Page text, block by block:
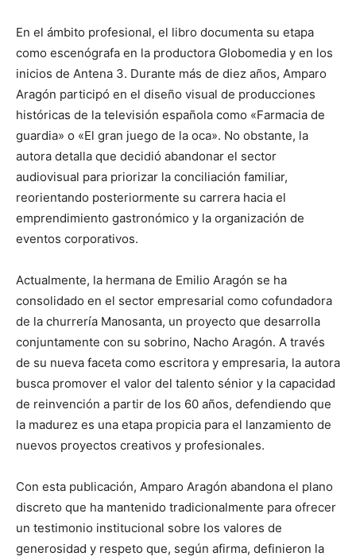
En el ámbito profesional, el libro documenta su etapa
como escenógrafa en la productora Globomedia y en los
inicios de Antena 3. Durante más de diez años, Amparo
Aragón participó en el diseño visual de producciones
históricas de la televisión española como «Farmacia de
guardia» o «El gran juego de la oca». No obstante, la
autora detalla que decidió abandonar el sector
audiovisual para priorizar la conciliación familiar,
reorientando posteriormente su carrera hacia el
emprendimiento gastronómico y la organización de
eventos corporativos.
Actualmente, la hermana de Emilio Aragón se ha
consolidado en el sector empresarial como cofundadora
de la churrería Manosanta, un proyecto que desarrolla
conjuntamente con su sobrino, Nacho Aragón. A través
de su nueva faceta como escritora y empresaria, la autora
busca promover el valor del talento sénior y la capacidad
de reinvención a partir de los 60 años, defendiendo que
la madurez es una etapa propicia para el lanzamiento de
nuevos proyectos creativos y profesionales.
Con esta publicación, Amparo Aragón abandona el plano
discreto que ha mantenido tradicionalmente para ofrecer
un testimonio institucional sobre los valores de
generosidad y respeto que, según afirma, definieron la